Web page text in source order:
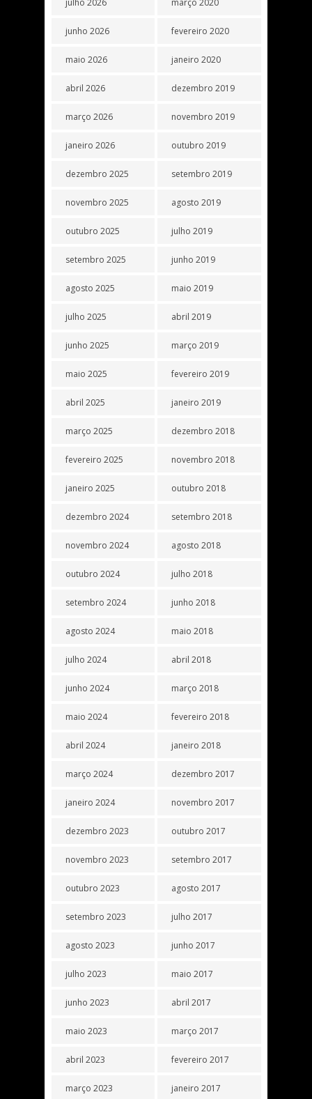
julho 2026
junho 2026
maio 2026
abril 2026
março 2026
janeiro 2026
dezembro 2025
novembro 2025
outubro 2025
setembro 2025
agosto 2025
julho 2025
junho 2025
maio 2025
abril 2025
março 2025
fevereiro 2025
janeiro 2025
dezembro 2024
novembro 2024
outubro 2024
setembro 2024
agosto 2024
julho 2024
junho 2024
maio 2024
abril 2024
março 2024
janeiro 2024
dezembro 2023
novembro 2023
outubro 2023
setembro 2023
agosto 2023
julho 2023
junho 2023
maio 2023
abril 2023
março 2023
março 2020
fevereiro 2020
janeiro 2020
dezembro 2019
novembro 2019
outubro 2019
setembro 2019
agosto 2019
julho 2019
junho 2019
maio 2019
abril 2019
março 2019
fevereiro 2019
janeiro 2019
dezembro 2018
novembro 2018
outubro 2018
setembro 2018
agosto 2018
julho 2018
junho 2018
maio 2018
abril 2018
março 2018
fevereiro 2018
janeiro 2018
dezembro 2017
novembro 2017
outubro 2017
setembro 2017
agosto 2017
julho 2017
junho 2017
maio 2017
abril 2017
março 2017
fevereiro 2017
janeiro 2017